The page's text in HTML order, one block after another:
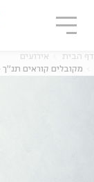
דף הבית
אירועים
מקובלים קוראים
סגור